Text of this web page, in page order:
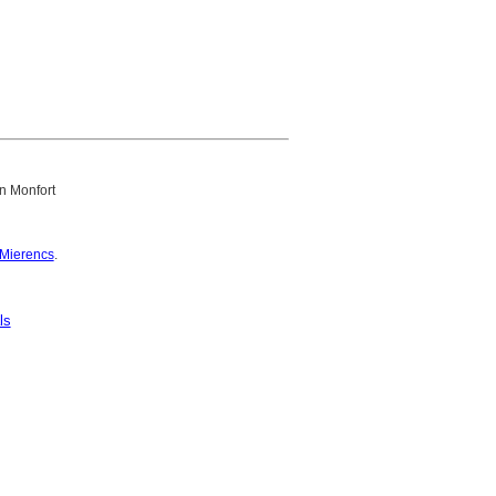
Monfort
.